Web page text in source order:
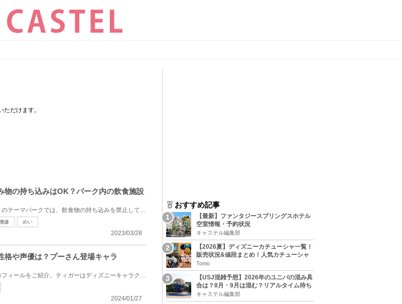
だけます。
物の持ち込みはOK？パーク内の飲食施設
ジブリパークでの飲食について徹底解説！ 多くのテーマパークでは、飲食物の持ち込みを禁止しています...
嫌 めい
2023/03/28
格や声優は？プーさん登場キャラ
くまのプーさんに登場するトラ・ティガーのプロフィールをご紹介。ティガーはディズニーキャラクターと...
2024/01/27
おすすめ記事
【最新】ファンタジースプリングスホテル
空室情報・予約状況
キャステル編集部
【2026夏】ディズニーカチューシャ一覧！
販売状況&値段まとめ！人気カチューシャ
をチェック
Tomo
【USJ混雑予想】2026年のユニバの混み具
合は？8月・9月は混む？リアルタイム待ち
時間アプリも
キャステル編集部